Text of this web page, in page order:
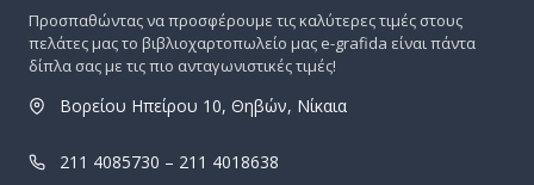
Προσπαθώντας να προσφέρουμε τις καλύτερες τιμές στους
πελάτες μας το βιβλιοχαρτοπωλείο μας e-grafida είναι πάντα
δίπλα σας με τις πιο ανταγωνιστικές τιμές!
Βορείου Ηπείρου 10, Θηβών, Νίκαια
211 4085730 – 211 4018638